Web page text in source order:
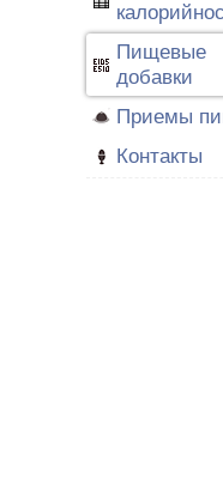
Пищевые
добавки
Приемы
Контакты